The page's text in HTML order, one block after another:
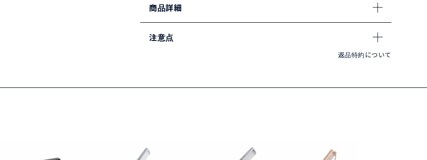
商品詳細
注意点
返品特約について